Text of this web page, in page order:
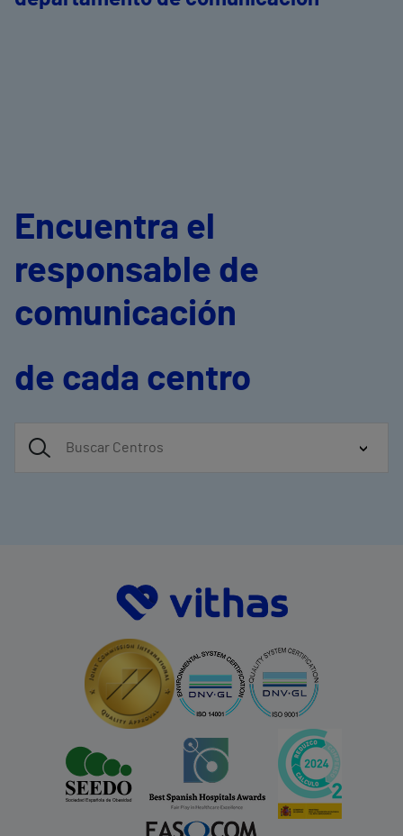
Encuentra el
responsable de
comunicación
de cada centro